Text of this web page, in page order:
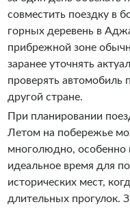
совместить поездку в
горных деревень в
прибрежной зоне
заранее уточнять
проверять автомобиль
другой стране.
При планировании
Летом на побережье
многолюдно, особенно
идеальное время для
исторических мест,
длительных прогулок.